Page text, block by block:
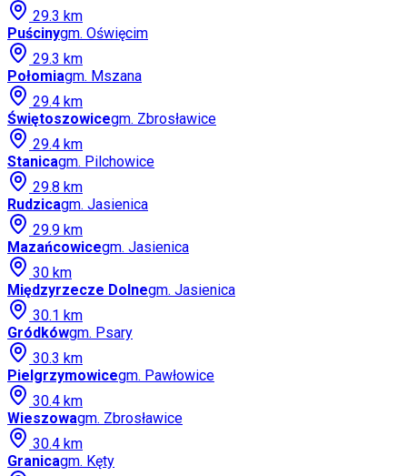
29.3 km
Puścinygm. Oświęcim
29.3 km
Połomiagm. Mszana
29.4 km
Świętoszowicegm. Zbrosławice
29.4 km
Stanicagm. Pilchowice
29.8 km
Rudzicagm. Jasienica
29.9 km
Mazańcowicegm. Jasienica
30 km
Międzyrzecze Dolnegm. Jasienica
30.1 km
Gródkówgm. Psary
30.3 km
Pielgrzymowicegm. Pawłowice
30.4 km
Wieszowagm. Zbrosławice
30.4 km
Granicagm. Kęty